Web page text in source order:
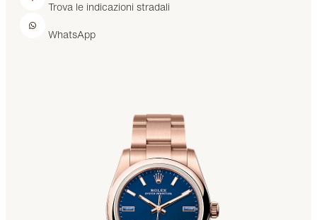
Trova le indicazioni stradali
WhatsApp